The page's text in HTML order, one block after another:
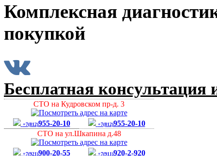
Комплексная
покупкой
Бесплатная консультация
СТО на Кудровском пр-д. 3
+7(812)955-20-10 +7(812)955-20-10
СТО на ул.Шкапина д.48
+7(921)900-20-55 +7(911)920-2-920